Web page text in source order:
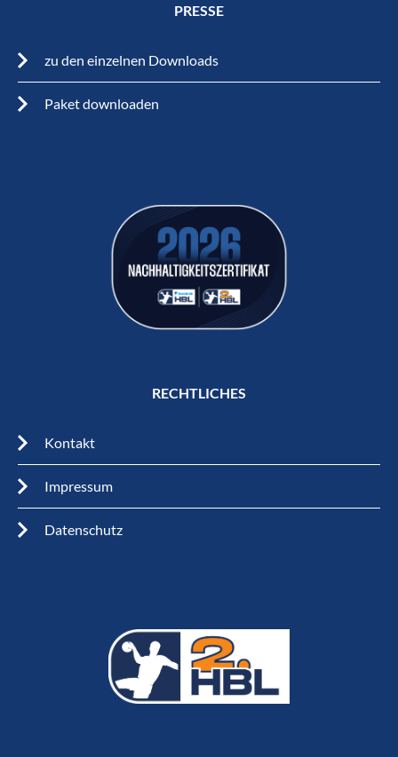
PRESSE
zu den einzelnen Downloads
Paket downloaden
RECHTLICHES
Kontakt
Impressum
Datenschutz